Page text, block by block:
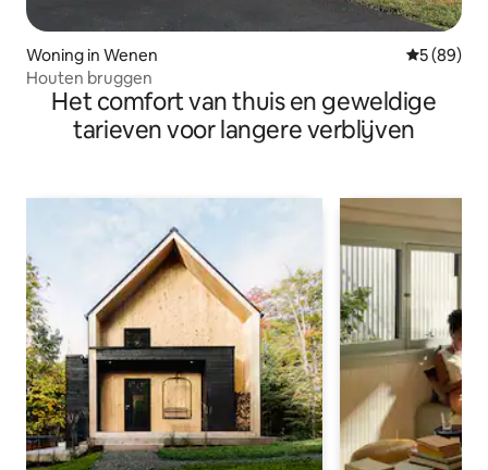
Woning in Wenen
5 (89)
Houten bruggen
Het comfort van thuis en geweldige
tarieven voor langere verblijven